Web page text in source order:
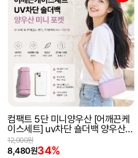
컴팩트 5단 미니양우산 [어깨끈케
이스세트] uv차단 숄더백 양우산
미니 포켓 양산 우산
8,480원34%
12,900원